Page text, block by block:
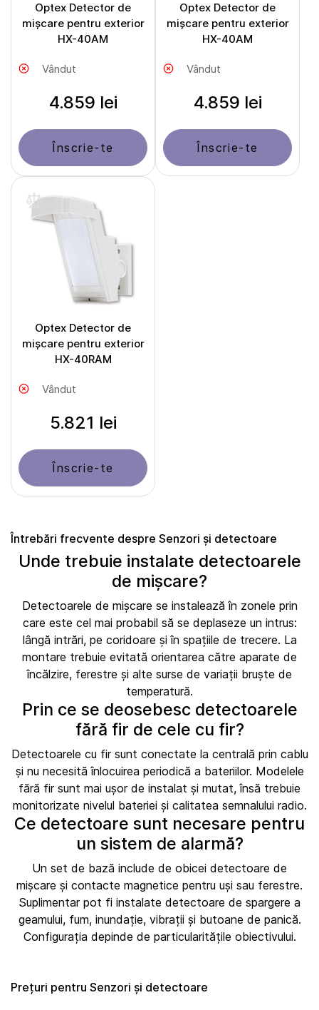
Optex Detector de
mișcare pentru exterior
HX-40AM
Vândut
4.859 lei
Înscrie-te
Optex Detector de
mișcare pentru exterior
HX-40AM
Vândut
4.859 lei
Înscrie-te
Optex Detector de
mișcare pentru exterior
HX-40RAM
Vândut
5.821 lei
Înscrie-te
Întrebări frecvente despre Senzori și detectoare
Unde trebuie instalate detectoarele
de mișcare?
Detectoarele de mișcare se instalează în zonele prin
care este cel mai probabil să se deplaseze un intrus:
lângă intrări, pe coridoare și în spațiile de trecere. La
montare trebuie evitată orientarea către aparate de
încălzire, ferestre și alte surse de variații bruște de
temperatură.
Prin ce se deosebesc detectoarele
fără fir de cele cu fir?
Detectoarele cu fir sunt conectate la centrală prin cablu
și nu necesită înlocuirea periodică a bateriilor. Modelele
fără fir sunt mai ușor de instalat și mutat, însă trebuie
monitorizate nivelul bateriei și calitatea semnalului radio.
Ce detectoare sunt necesare pentru
un sistem de alarmă?
Un set de bază include de obicei detectoare de
mișcare și contacte magnetice pentru uși sau ferestre.
Suplimentar pot fi instalate detectoare de spargere a
geamului, fum, inundație, vibrații și butoane de panică.
Configurația depinde de particularitățile obiectivului.
Prețuri pentru Senzori și detectoare